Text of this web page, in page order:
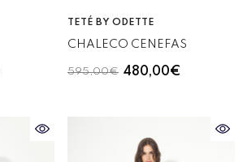
VENDEDOR:
TETÉ BY ODETTE
CHALECO CENEFAS
595,00€ 480,00€